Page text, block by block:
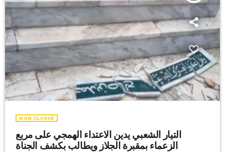
NON CLASSÉ
التيار الشعبي يدين الاعتداء الهمجي على مربع
الزعماء بمقبرة الجلاز ويطالب بكشف الجناة